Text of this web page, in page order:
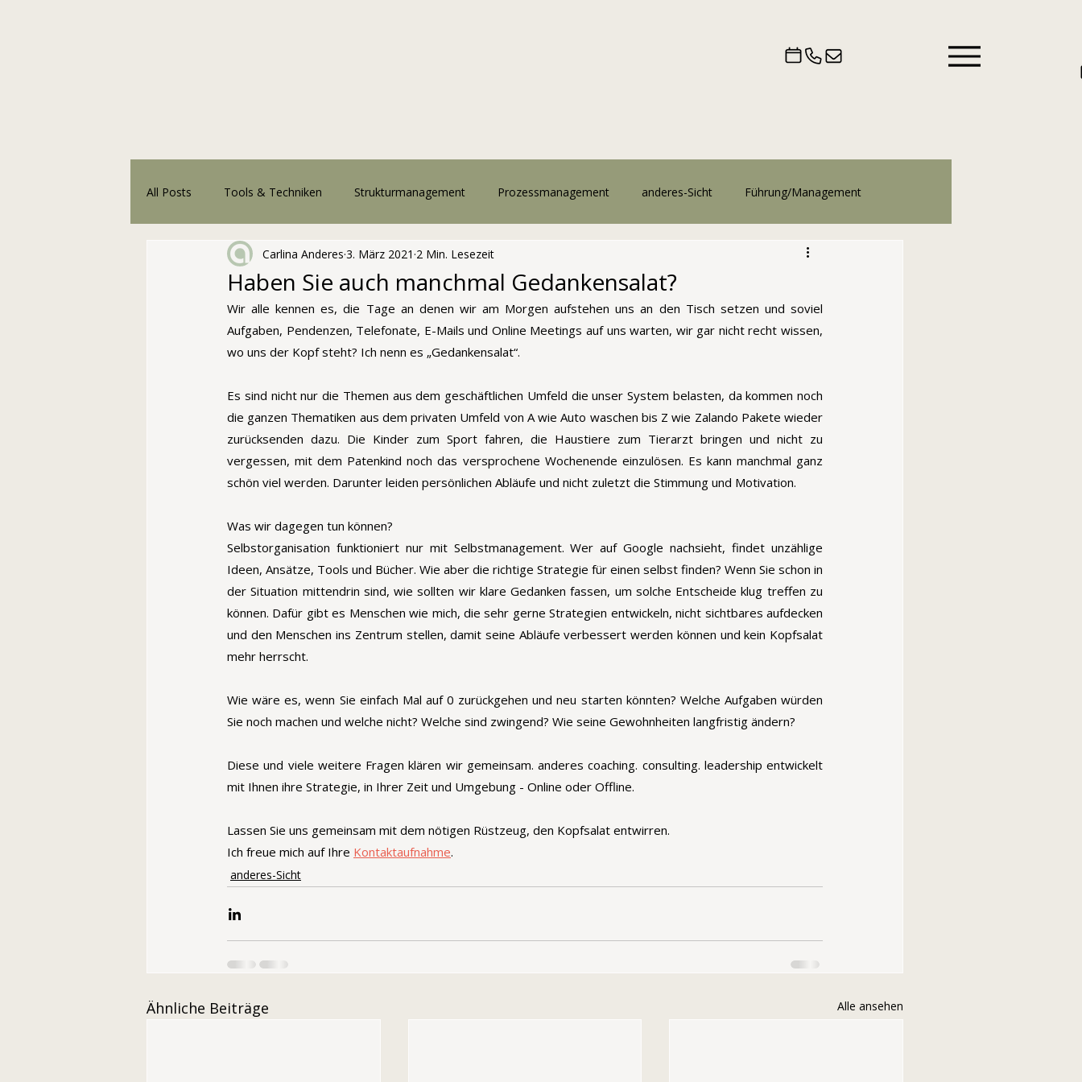
All Posts Tools & Techniken Strukturmanagement Prozessmanagement anderes-Sicht Führung/Management
Haben Sie auch manchmal Gedankensalat?
Carlina Anderes 3. März 2021 2 Min. Lesezeit
Wir alle kennen es, die Tage an denen wir am Morgen aufstehen uns an den Tisch setzen und soviel
Aufgaben, Pendenzen, Telefonate, E-Mails und Online Meetings auf uns warten, wir gar nicht recht wissen,
wo uns der Kopf steht? Ich nenn es „Gedankensalat“.
Es sind nicht nur die Themen aus dem geschäftlichen Umfeld die unser System belasten, da kommen noch
die ganzen Thematiken aus dem privaten Umfeld von A wie Auto waschen bis Z wie Zalando Pakete wieder
zurücksenden dazu. Die Kinder zum Sport fahren, die Haustiere zum Tierarzt bringen und nicht zu
vergessen, mit dem Patenkind noch das versprochene Wochenende einzulösen. Es kann manchmal ganz
schön viel werden. Darunter leiden persönlichen Abläufe und nicht zuletzt die Stimmung und Motivation.
Was wir dagegen tun können?
Selbstorganisation funktioniert nur mit Selbstmanagement. Wer auf Google nachsieht, findet unzählige
Ideen, Ansätze, Tools und Bücher. Wie aber die richtige Strategie für einen selbst finden? Wenn Sie schon in
der Situation mittendrin sind, wie sollten wir klare Gedanken fassen, um solche Entscheide klug treffen zu
können. Dafür gibt es Menschen wie mich, die sehr gerne Strategien entwickeln, nicht sichtbares aufdecken
und den Menschen ins Zentrum stellen, damit seine Abläufe verbessert werden können und kein Kopfsalat
mehr herrscht.
Wie wäre es, wenn Sie einfach Mal auf 0 zurückgehen und neu starten könnten? Welche Aufgaben würden
Sie noch machen und welche nicht? Welche sind zwingend? Wie seine Gewohnheiten langfristig ändern?
Diese und viele weitere Fragen klären wir gemeinsam. anderes coaching. consulting. leadership entwickelt
mit Ihnen ihre Strategie, in Ihrer Zeit und Umgebung - Online oder Offline.
Lassen Sie uns gemeinsam mit dem nötigen Rüstzeug, den Kopfsalat entwirren.
Ich freue mich auf Ihre Kontaktaufnahme.
anderes-Sicht
Ähnliche Beiträge Alle ansehen